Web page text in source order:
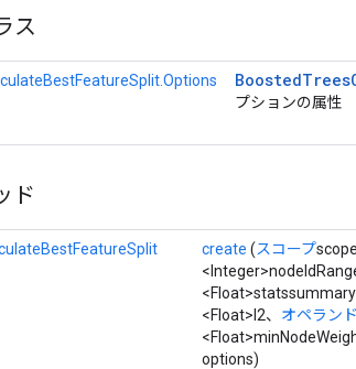
ス
BoostedTrees
プションの属性
ド
create (スコープscope
<Float>statssummary
<Float>l2、 オペランド
options)